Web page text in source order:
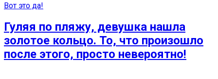
Вот это да!
Гуляя по пляжу, девушка нашла
золотое кольцо. То, что произошло
после этого, просто невероятно!